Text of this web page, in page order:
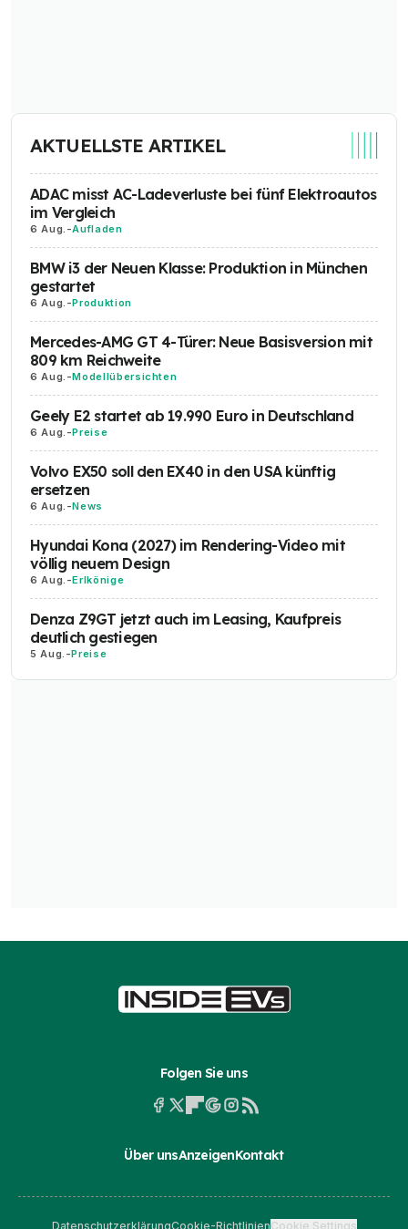
AKTUELLSTE ARTIKEL
ADAC misst AC-Ladeverluste bei fünf Elektroautos
im Vergleich
6 Aug. -Aufladen
BMW i3 der Neuen Klasse: Produktion in München
gestartet
6 Aug. -Produktion
Mercedes-AMG GT 4-Türer: Neue Basisversion mit
809 km Reichweite
6 Aug. -Modellübersichten
Geely E2 startet ab 19.990 Euro in Deutschland
6 Aug. -Preise
Volvo EX50 soll den EX40 in den USA künftig
ersetzen
6 Aug. -News
Hyundai Kona (2027) im Rendering-Video mit
völlig neuem Design
6 Aug. -Erlkönige
Denza Z9GT jetzt auch im Leasing, Kaufpreis
deutlich gestiegen
5 Aug. -Preise
Folgen Sie uns
Über unsAnzeigenKontakt
DatenschutzerklärungCookie-RichtlinienCookie Settings